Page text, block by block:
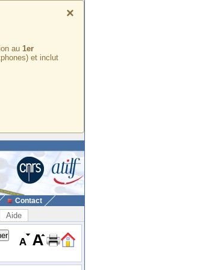
×
au 1er
et inclut
Contact
Aide